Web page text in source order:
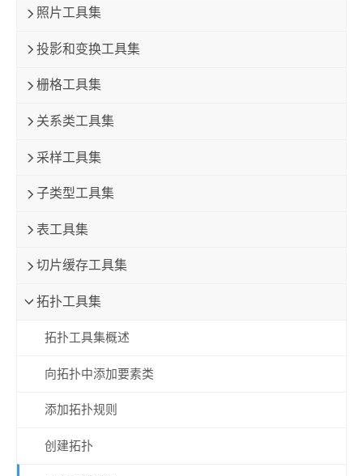
照片工具集
投影和变换工具集
栅格工具集
关系类工具集
采样工具集
子类型工具集
表工具集
切片缓存工具集
拓扑工具集
拓扑工具集概述
向拓扑中添加要素类
添加拓扑规则
创建拓扑